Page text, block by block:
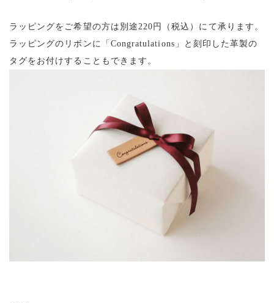
ラッピングをご希望の方は別途220円（税込）にて承ります。
ラッピングのリボンに「Congratulations」と刻印した革製の
タグをお付けすることもできます。